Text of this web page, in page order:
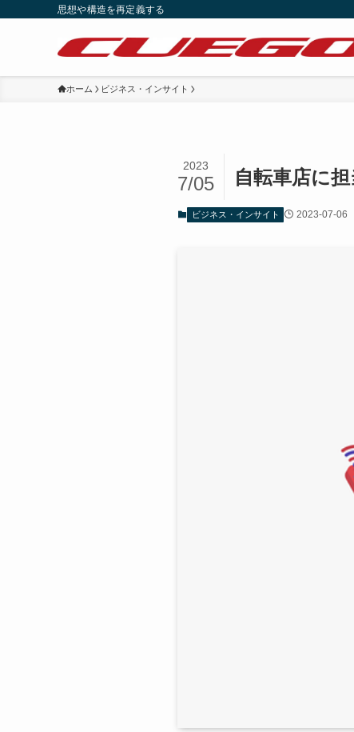
思想や構造を再定義する
ホーム ビジネス・インサイト
自転車店に
2023
7/05
ビジネス・インサイト 2023-07-06